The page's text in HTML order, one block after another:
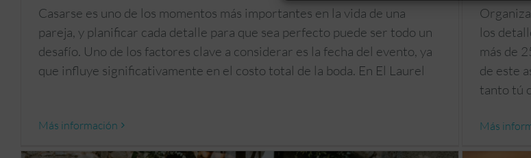
Casarse es uno de los momentos más importantes en la vida de una
pareja, y planificar cada detalle para que sea perfecto puede ser todo un
desafío. Uno de los factores clave a considerar es la fecha del evento, ya
que influye significativamente en el costo total de la boda. En El Laurel
Más información
los
más de
de este
tanto tú
Más